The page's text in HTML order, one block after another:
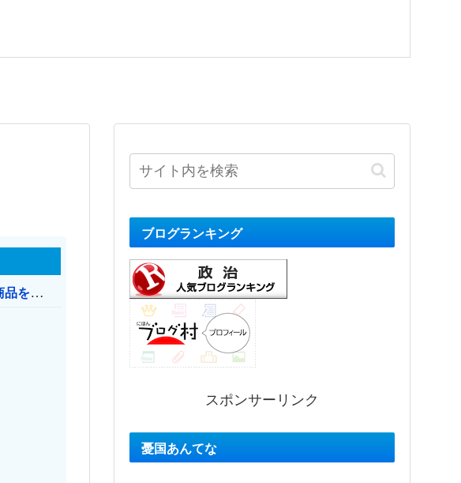
【消費税率1％】 「下げるのが筋なんですけど…」消費減税で値下がりする分と同じだけ商品を値上げして店頭価格を変えない店も
ブログランキング
スポンサーリンク
憂国あんてな